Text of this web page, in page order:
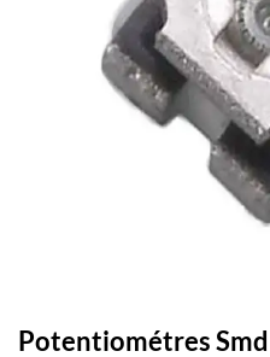
Potentiométres Smd